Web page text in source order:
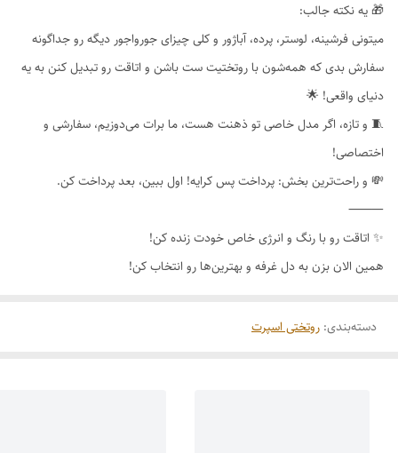
🎁 یه نکته جالب:
میتونی فرشینه، لوستر، پرده، آباژور و کلی چیزای جورواجور دیگه رو جداگونه
سفارش بدی که همه‌شون با روتختیت ست باشن و اتاقت رو تبدیل کنن به یه
دنیای واقعی! 🌟
🧵 و تازه، اگر مدل خاصی تو ذهنت هست، ما برات می‌دوزیم، سفارشی و
اختصاصی!
💸 و راحت‌ترین بخش: پرداخت پس کرایه! اول ببین، بعد پرداخت کن.
⸻
✨ اتاقت رو با رنگ و انرژی خاص خودت زنده کن!
همین الان بزن به دل غرفه و بهترین‌ها رو انتخاب کن!
دسته‌بندی: روتختی اسپرت